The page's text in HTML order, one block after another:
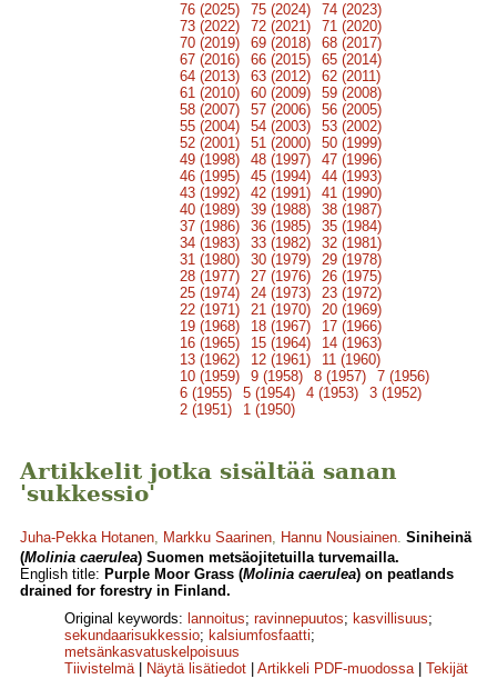
76 (2025) 75 (2024)
74 (2023)
73 (2022)
72 (2021)
71 (2020)
70 (2019)
69 (2018)
68 (2017)
67 (2016)
66 (2015)
65 (2014)
64 (2013)
63 (2012)
62 (2011)
61 (2010)
60 (2009)
59 (2008)
58 (2007)
57 (2006)
56 (2005)
55 (2004)
54 (2003)
53 (2002)
52 (2001)
51 (2000)
50 (1999)
49 (1998)
48 (1997)
47 (1996)
46 (1995)
45 (1994)
44 (1993)
43 (1992)
42 (1991)
41 (1990)
40 (1989)
39 (1988)
38 (1987)
37 (1986)
36 (1985)
35 (1984)
34 (1983)
33 (1982)
32 (1981)
31 (1980)
30 (1979)
29 (1978)
28 (1977)
27 (1976)
26 (1975)
25 (1974)
24 (1973)
23 (1972)
22 (1971)
21 (1970)
20 (1969)
19 (1968)
18 (1967)
17 (1966)
16 (1965)
15 (1964)
14 (1963)
13 (1962)
12 (1961)
11 (1960)
10 (1959)
9 (1958) 8 (1957)
7 (1956)
6 (1955)
5 (1954) 4 (1953)
3 (1952)
2 (1951)
1 (1950)
Artikkelit jotka sisältää sanan
'sukkessio'
Juha-Pekka Hotanen, Markku Saarinen, Hannu Nousiainen. Siniheinä
(Molinia caerulea) Suomen metsäojitetuilla turvemailla.
English title: Purple Moor Grass (Molinia caerulea) on peatlands
drained for forestry in Finland.
Original keywords: lannoitus; ravinnepuutos; kasvillisuus;
sekundaarisukkessio; kalsiumfosfaatti;
metsänkasvatuskelpoisuus
Tiivistelmä| Näytä lisätiedot Artikkeli PDF-muodossa| Tekijät